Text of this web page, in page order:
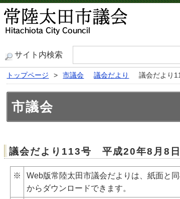
サイト内検索
トップページ > 市議会 議会だより 議会だより
市議会
議会だより113号 平成20年8月8日
※ Web版常陸太田市議会だよりは、紙面と
からダウンロードできます。